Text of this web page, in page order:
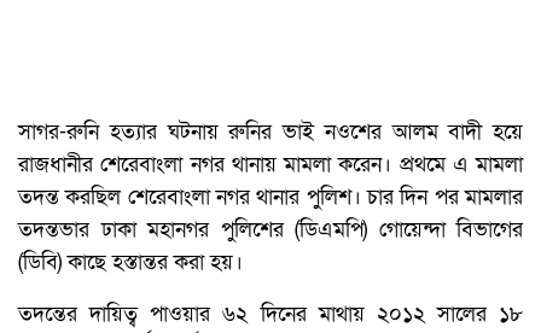
সাগর-রুনি হত্যার ঘটনায় রুনির ভাই নওশের আলম বাদী হয়ে
রাজধানীর শেরেবাংলা নগর থানায় মামলা করেন। প্রথমে এ মামলা
তদন্ত করছিল শেরেবাংলা নগর থানার পুলিশ। চার দিন পর মামলার
তদন্তভার ঢাকা মহানগর পুলিশের (ডিএমপি) গোয়েন্দা বিভাগের
(ডিবি) কাছে হস্তান্তর করা হয়।
তদন্তের দায়িত্ব পাওয়ার ৬২ দিনের মাথায় ২০১২ সালের ১৮